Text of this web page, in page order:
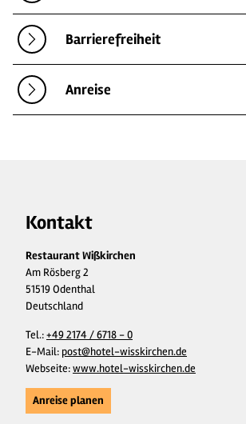
Barrierefreiheit
Anreise
Kontakt
Restaurant Wißkirchen
Am Rösberg 2
51519 Odenthal
Deutschland
Tel.:+49 2174 / 6718 - 0
E-Mail: post@hotel-wisskirchen.de
Webseite:www.hotel-wisskirchen.de
Anreise planen